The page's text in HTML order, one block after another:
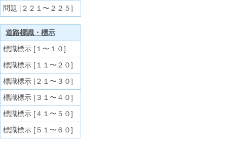
問題 [２２１〜２２５]
道路標識・標示
標識標示 [１〜１０]
標識標示 [１１〜２０]
標識標示 [２１〜３０]
標識標示 [３１〜４０]
標識標示 [４１〜５０]
標識標示 [５１〜６０]